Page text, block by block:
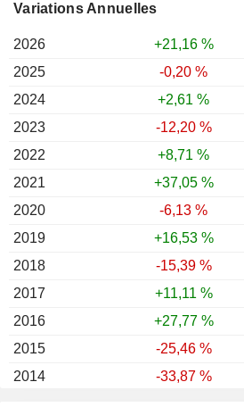
Variations Annuelles
2026
+21,16 %
2025
-0,20 %
2024
+2,61 %
2023
-12,20 %
2022
+8,71 %
2021
+37,05 %
2020
-6,13 %
2019
+16,53 %
2018
-15,39 %
2017
+11,11 %
2016
+27,77 %
2015
-25,46 %
2014
-33,87 %